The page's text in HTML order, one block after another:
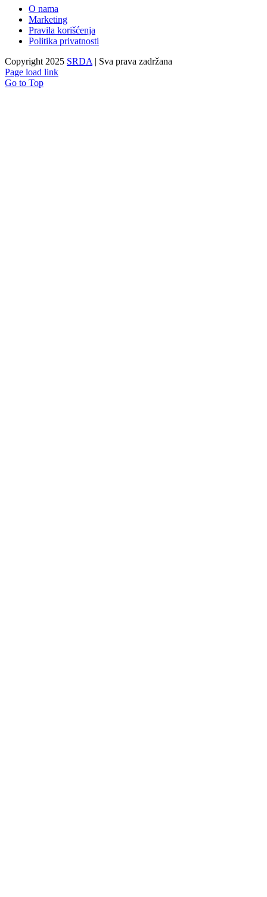
O nama
Marketing
Pravila korišćenja
Politika privatnosti
Copyright 2025 SRDA | Sva prava zadržana
Page load link
Go to Top